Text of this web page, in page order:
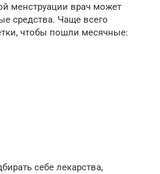
менструации врач может
средства. Чаще всего
чтобы пошли месячные:
себе лекарства,